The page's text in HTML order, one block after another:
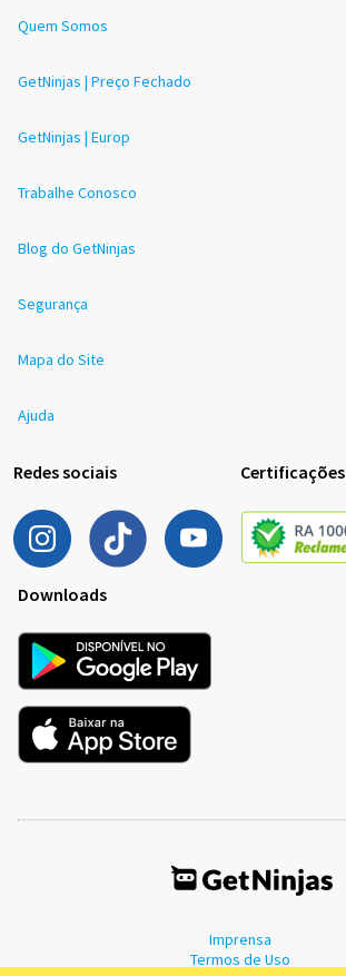
Quem Somos
GetNinjas | Preço Fechado
GetNinjas | Europ
Trabalhe Conosco
Blog do GetNinjas
Segurança
Mapa do Site
Ajuda
Redes sociais Certificações
Downloads
Imprensa
Termos de Uso